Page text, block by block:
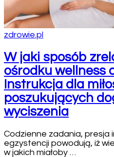
zdrowie.pl
W jaki sposób
ośrodku wellness
Instrukcja dla
poszukujących
wyciszenia
Codzienne zadania, presja
egzystencji powodują, iż
w jakich miałoby …